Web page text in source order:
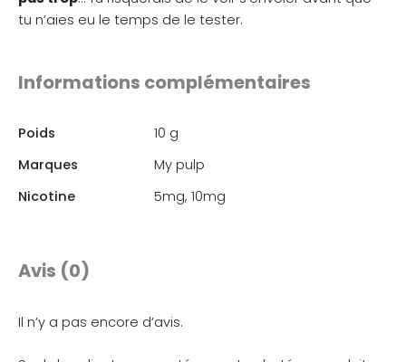
tu n’aies eu le temps de le tester.
Informations complémentaires
Poids
10 g
Marques
My pulp
Nicotine
5mg, 10mg
Avis (0)
Il n’y a pas encore d’avis.